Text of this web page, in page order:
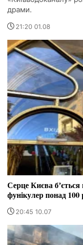
драми.
21:20 01.08
Серце Києва
фунікулер понад 100
20:45 10.07